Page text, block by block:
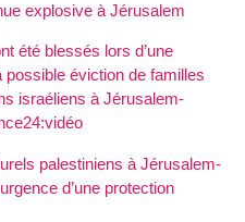
explosive à Jérusalem
été blessés lors d’une
éviction de familles
israéliens à Jérusalem-
palestiniens à Jérusalem-
d’une protection